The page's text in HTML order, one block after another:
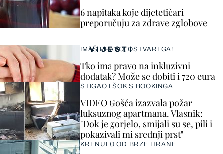
VIJESTI
IMAŠ PRAVO, OSTVARI GA!
Tko ima pravo na inkluzivni
dodatak? Može se dobiti i 720 eura
STIGAO I ŠOK S BOOKINGA
VIDEO Gošća izazvala požar
luksuznog apartmana. Vlasnik:
"Dok je gorjelo, smijali su se, pili i
pokazivali mi srednji prst"
KRENULO OD BRZE HRANE
6 napitaka koje dijetetičari
preporučuju za zdrave zglobove